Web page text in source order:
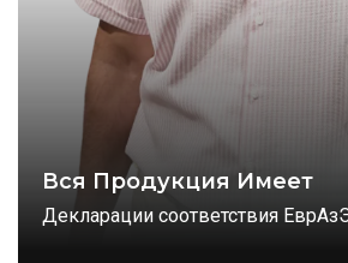
Вся Продукция Имеет
Декларации соответствия